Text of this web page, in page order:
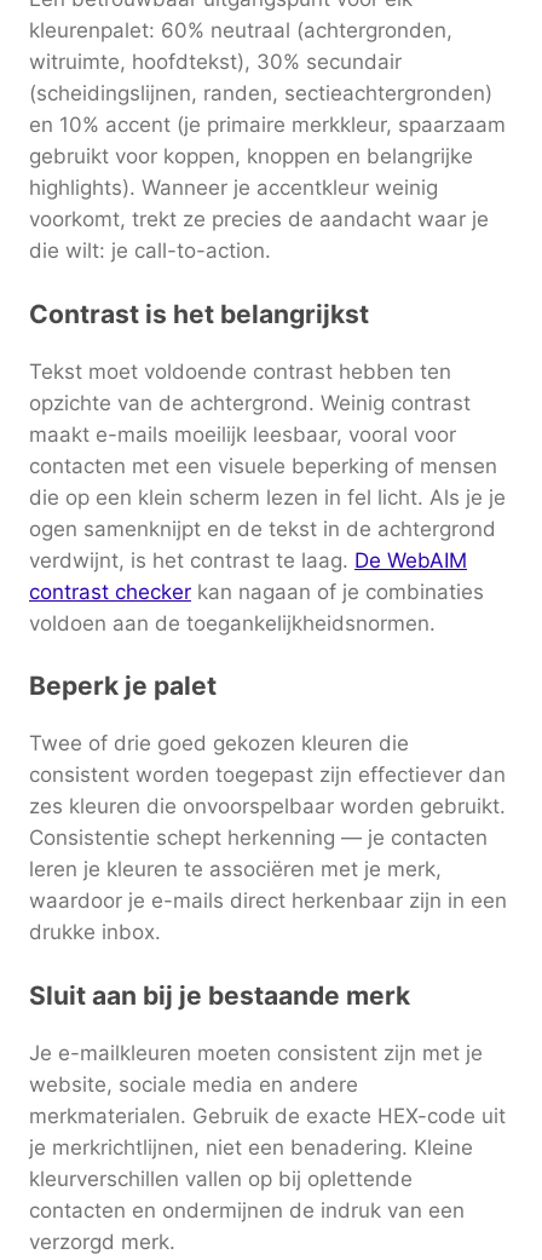
kleurenpalet: 60% neutraal (achtergronden,
witruimte, hoofdtekst), 30% secundair
(scheidingslijnen, randen, sectieachtergronden)
en 10% accent (je primaire merkkleur, spaarzaam
gebruikt voor koppen, knoppen en belangrijke
highlights). Wanneer je accentkleur weinig
voorkomt, trekt ze precies de aandacht waar je
die wilt: je call-to-action.
Contrast is het belangrijkst
Tekst moet voldoende contrast hebben ten
opzichte van de achtergrond. Weinig contrast
maakt e-mails moeilijk leesbaar, vooral voor
contacten met een visuele beperking of mensen
die op een klein scherm lezen in fel licht. Als je je
ogen samenknijpt en de tekst in de achtergrond
verdwijnt, is het contrast te laag. De WebAIM
contrast checker kan nagaan of je combinaties
voldoen aan de toegankelijkheidsnormen.
Beperk je palet
Twee of drie goed gekozen kleuren die
consistent worden toegepast zijn effectiever dan
zes kleuren die onvoorspelbaar worden gebruikt.
Consistentie schept herkenning — je contacten
leren je kleuren te associëren met je merk,
waardoor je e-mails direct herkenbaar zijn in een
drukke inbox.
Sluit aan bij je bestaande merk
Je e-mailkleuren moeten consistent zijn met je
website, sociale media en andere
merkmaterialen. Gebruik de exacte HEX-code uit
je merkrichtlijnen, niet een benadering. Kleine
kleurverschillen vallen op bij oplettende
contacten en ondermijnen de indruk van een
verzorgd merk.